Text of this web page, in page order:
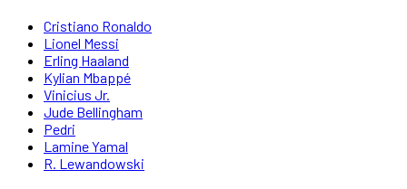
Cristiano Ronaldo
Lionel Messi
Erling Haaland
Kylian Mbappé
Vinicius Jr.
Jude Bellingham
Pedri
Lamine Yamal
R. Lewandowski